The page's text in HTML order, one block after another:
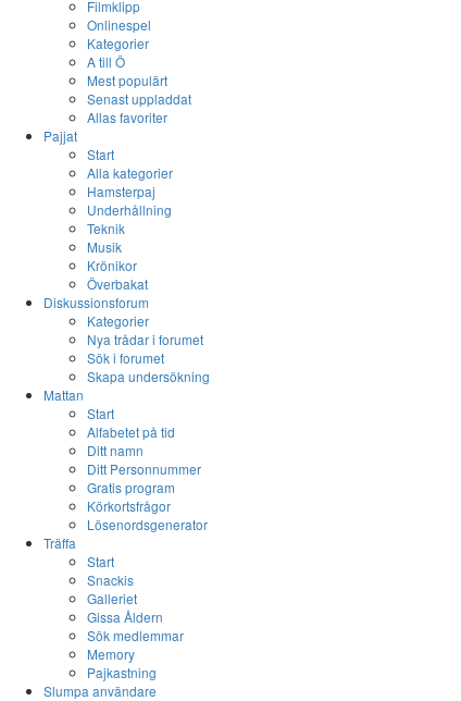
Filmklipp
Onlinespel
Kategorier
A till Ö
Mest populärt
Senast uppladdat
Allas favoriter
Pajjat
Start
Alla kategorier
Hamsterpaj
Underhållning
Teknik
Musik
Krönikor
Överbakat
Diskussionsforum
Kategorier
Nya trådar i forumet
Sök i forumet
Skapa undersökning
Mattan
Start
Alfabetet på tid
Ditt namn
Ditt Personnummer
Gratis program
Körkortsfrågor
Lösenordsgenerator
Träffa
Start
Snackis
Galleriet
Gissa Åldern
Sök medlemmar
Memory
Pajkastning
Slumpa användare